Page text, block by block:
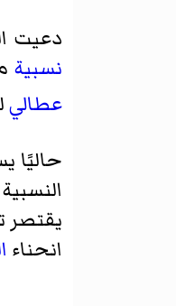
دعيت
نسبية
عطالي
حاليًا
يقتصر
انحناء